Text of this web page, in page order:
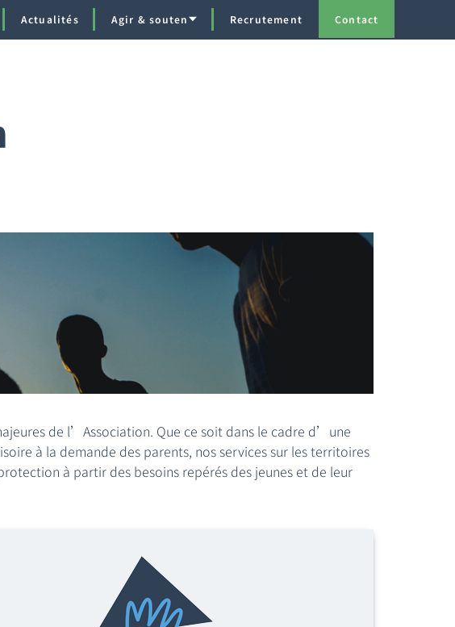
Actualités Agir & soutenir Recrutement Contact
de l’Association. Que ce soit dans le cadre d’une
à la demande des parents, nos services sur les territoires
à partir des besoins repérés des jeunes et de leur